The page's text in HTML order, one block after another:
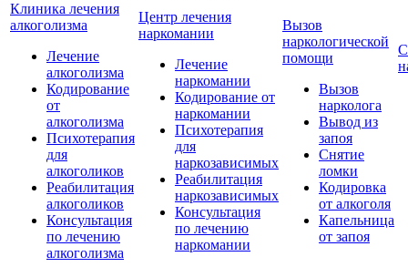
Клиника лечения
алкоголизма
Лечение
алкоголизма
Кодирование
от
алкоголизма
Психотерапия
для
алкоголиков
Реабилитация
алкоголиков
Консультация
по лечению
алкоголизма
Центр лечения
наркомании
Лечение
наркомании
Кодирование от
наркомании
Психотерапия
для
наркозависимых
Реабилитация
наркозависимых
Консультация
по лечению
наркомании
Вызов
наркологической
помощи
Вызов
нарколога
Вывод из
запоя
Снятие
ломки
Кодировка
от алкоголя
Капельница
от запоя